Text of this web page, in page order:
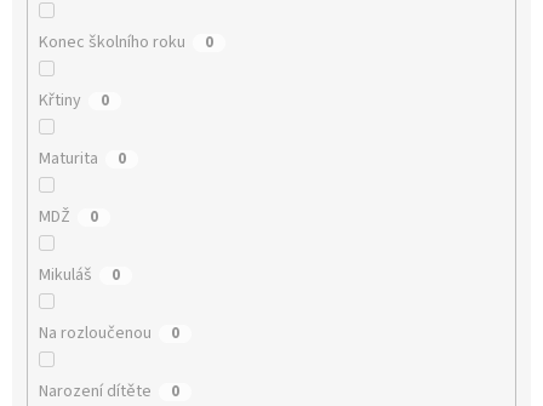
Konec školního roku 0
Křtiny 0
Maturita 0
MDŽ 0
Mikuláš 0
Na rozloučenou 0
Narození dítěte 0